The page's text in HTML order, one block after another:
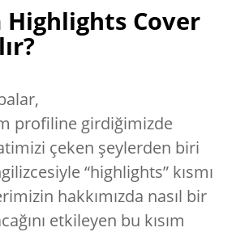
Cover
profiline girdiğimizde
çeken şeylerden biri
“highlights” kısmı
hakkımızda nasıl bir
etkileyen bu kısım